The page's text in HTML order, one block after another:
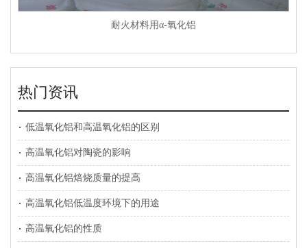
耐火材料用α-氧化铝
热门资讯
低温氧化铝和高温氧化铝的区别
高温氧化铝对陶瓷的影响
高温氧化铝焙烧质量的提高
高温氧化铝低温度环境下的用途
高温氧化铝的性质